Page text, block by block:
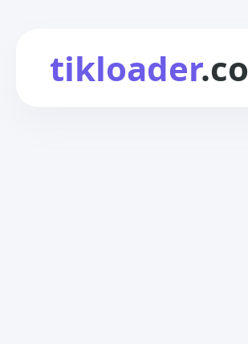
tikloader.co